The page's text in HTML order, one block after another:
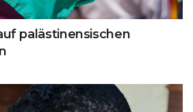
palästinensischen